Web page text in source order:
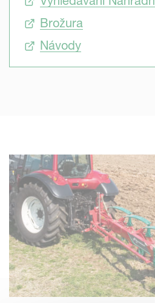
široká škála těles a příslušenství,
jakýmkoli půdním podmínkám a
Brožura
Návody